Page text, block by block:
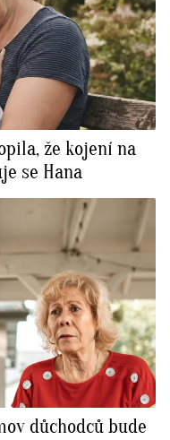
že kojení na
se Hana
důchodců bude